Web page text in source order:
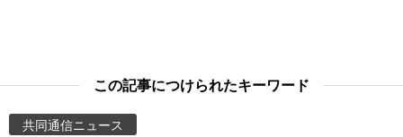
この記事につけられたキーワード
共同通信ニュース